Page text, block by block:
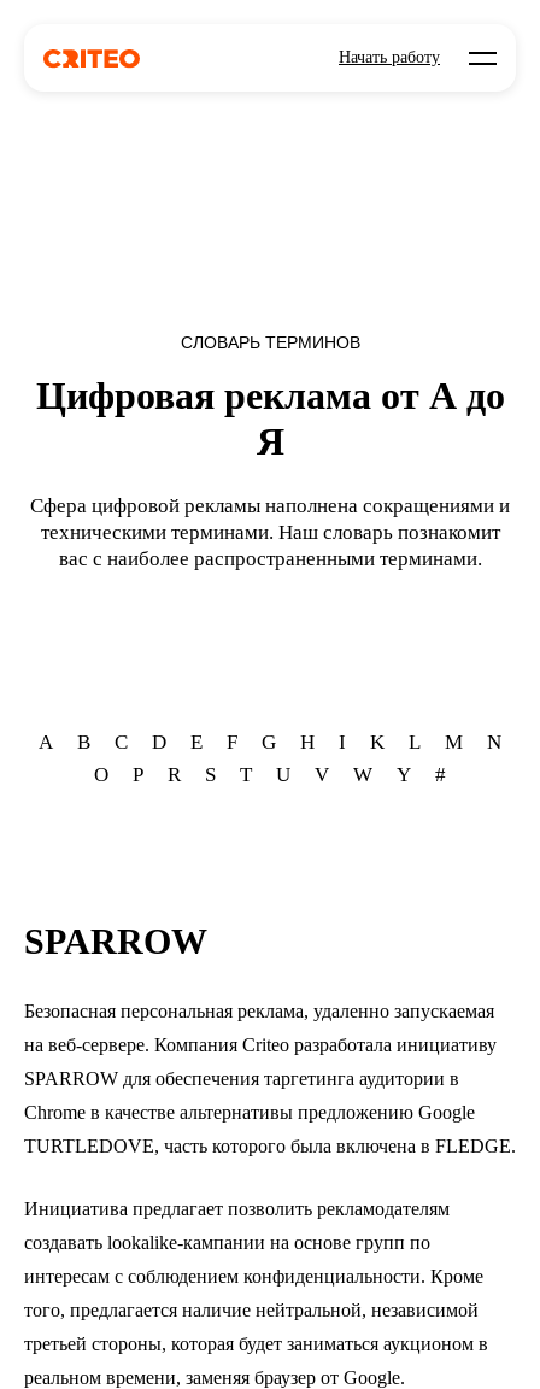
Начать работу Open
СЛОВАРЬ ТЕРМИНОВ
Цифровая реклама от А до
Я
Сфера цифровой рекламы наполнена сокращениями и
техническими терминами. Наш словарь познакомит
вас с наиболее распространенными терминами.
A B C D E F G H I K L M
N
O
P R S T U V W Y #
SPARROW
Безопасная персональная реклама, удаленно запускаемая
на веб-сервере. Компания Criteo разработала инициативу
SPARROW для обеспечения таргетинга аудитории в
Chrome в качестве альтернативы предложению Google
TURTLEDOVE, часть которого была включена в FLEDGE.
Инициатива предлагает позволить рекламодателям
создавать lookalike-кампании на основе групп по
интересам с соблюдением конфиденциальности. Кроме
того, предлагается наличие нейтральной, независимой
третьей стороны, которая будет заниматься аукционом в
реальном времени, заменяя браузер от Google.